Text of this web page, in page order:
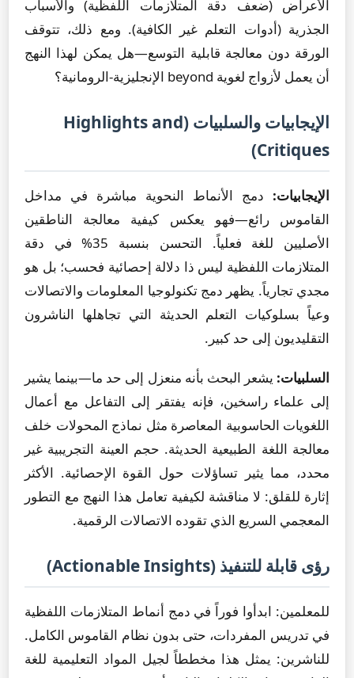
الأعراض (ضعف دقة المتلازمات اللفظية) والأسباب
الجذرية (أدوات التعلم غير الكافية). ومع ذلك، تتوقف
الورقة دون معالجة قابلية التوسع—هل يمكن لهذا النهج
أن يعمل لأزواج لغوية beyond الإنجليزية-الرومانية؟
الإيجابيات والسلبيات (Highlights and
Critiques)
الإيجابيات: دمج الأنماط النحوية مباشرة في مداخل
القاموس رائع—فهو يعكس كيفية معالجة الناطقين
الأصليين للغة فعلياً. التحسن بنسبة 35% في دقة
المتلازمات اللفظية ليس ذا دلالة إحصائية فحسب؛ بل هو
مجدي تجارياً. يظهر دمج تكنولوجيا المعلومات والاتصالات
وعياً بسلوكيات التعلم الحديثة التي تجاهلها الناشرون
التقليديون إلى حد كبير.
السلبيات: يشعر البحث بأنه منعزل إلى حد ما—بينما يشير
إلى علماء راسخين، فإنه يفتقر إلى التفاعل مع أعمال
اللغويات الحاسوبية المعاصرة مثل نماذج المحولات خلف
معالجة اللغة الطبيعية الحديثة. حجم العينة التجريبية غير
محدد، مما يثير تساؤلات حول القوة الإحصائية. الأكثر
إثارة للقلق: لا مناقشة لكيفية تعامل هذا النهج مع التطور
المعجمي السريع الذي تقوده الاتصالات الرقمية.
رؤى قابلة للتنفيذ (Actionable Insights)
للمعلمين: ابدأوا فوراً في دمج أنماط المتلازمات اللفظية
في تدريس المفردات، حتى بدون نظام القاموس الكامل.
للناشرين: يمثل هذا مخططاً لجيل المواد التعليمية للغة